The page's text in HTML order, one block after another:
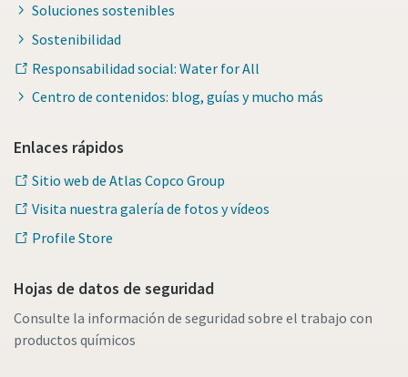
Soluciones sostenibles
Sostenibilidad
Responsabilidad social: Water for All
Centro de contenidos: blog, guías y mucho más
Enlaces rápidos
Sitio web de Atlas Copco Group
Visita nuestra galería de fotos y vídeos
Profile Store
Hojas de datos de seguridad
Consulte la información de seguridad sobre el trabajo con
productos químicos